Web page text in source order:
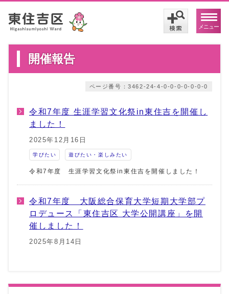
メニュー
開催報告
ページ番号：3462-24-4-0-0-0-0-0-0-0
令和7年度 生涯学習文化祭in東住吉を開催し
ました！
2025年12月16日
学びたい 遊びたい・楽しみたい
令和7年度 生涯学習文化祭in東住吉を開催しました！
令和7年度 大阪総合保育大学短期大学部プ
ロデュース「東住吉区 大学公開講座」を開
催しました！
2025年8月14日